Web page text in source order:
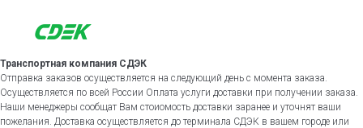
Транспортная компания СДЭК
Отправка заказов осуществляется на следующий день с момента заказа.
Осуществляется по всей России Оплата услуги доставки при получении заказа.
Наши менеджеры сообщат Вам стоиомость доставки заранее и уточнят ваши
пожелания. Доставка осуществляется до терминала СДЭК в вашем городе или